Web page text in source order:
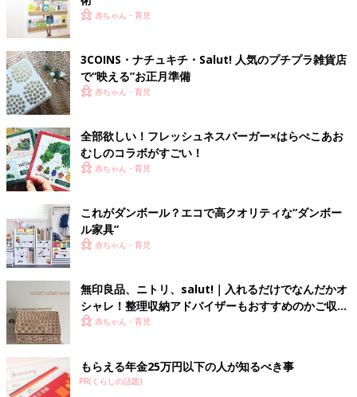
赤ちゃん・育児
3COINS・ナチュキチ・Salut! 人気のプチプラ雑貨店
で“映える”お正月準備
赤ちゃん・育児
全部欲しい！フレッシュネスバーガー×はらぺこあお
むしのコラボがすごい！
赤ちゃん・育児
これがダンボール？エコで高クオリティな“ダンボー
ル家具”
赤ちゃん・育児
無印良品、ニトリ、salut!｜入れるだけでなんだかオ
シャレ！整理収納アドバイザーもおすすめのかご収納
4選赤ちゃん・育児
もらえる年金25万円以下の人が知るべき事
PR(くらしの話題)